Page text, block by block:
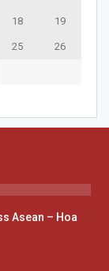
18 19
25 26
Asean – Hoa